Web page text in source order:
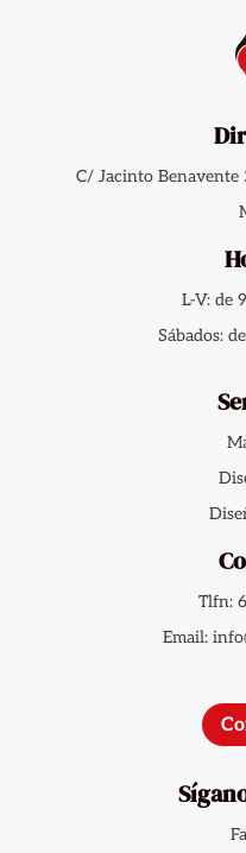
C/ Jacinto Benavente
L-V: de
Sábados:
Tlfn:
Email: